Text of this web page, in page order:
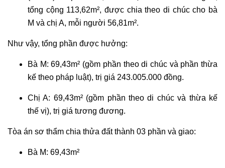
tổng cộng 113,62m², được chia theo di chúc cho bà
M và chị A, mỗi người 56,81m².
Như vậy, tổng phần được hưởng:
Bà M: 69,43m² (gồm phần theo di chúc và phần thừa
kế theo pháp luật), trị giá 243.005.000 đồng.
Chị A: 69,43m² (gồm phần theo di chúc và thừa kế
thế vị), trị giá tương đương.
Tòa án sơ thẩm chia thửa đất thành 03 phần và giao:
Bà M: 69,43m²